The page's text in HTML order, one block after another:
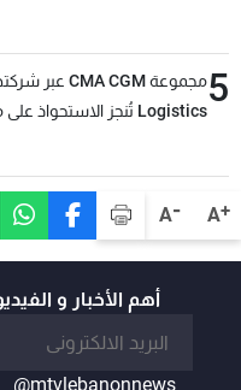
A+
A-
5Logistics تُنجز الاستحواذ على مجموعة فتّال
أهم الأخبار و
@mtvlebanonnews